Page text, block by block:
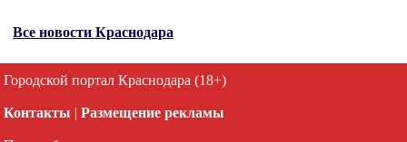
Все новости Краснодара
Городской портал Краснодара (18+)
Контакты | Размещение рекламы